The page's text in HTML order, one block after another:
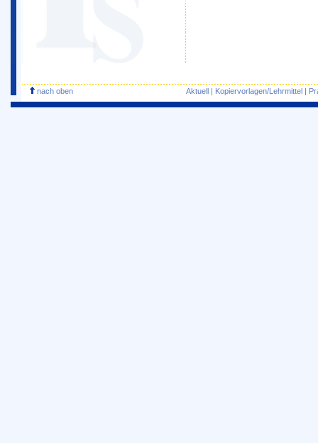
nach oben Aktuell | Kopiervorlagen/Lehrmittel |